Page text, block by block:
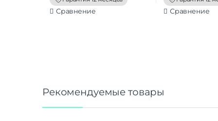
Сравнение Сравнение
Рекомендуемые товары